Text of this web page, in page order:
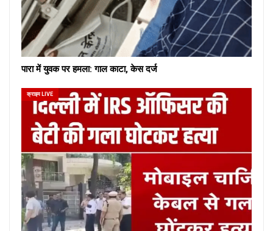
पारा में युवक पर हमला: गाल काटा, केस दर्ज
क्राइम LIVE